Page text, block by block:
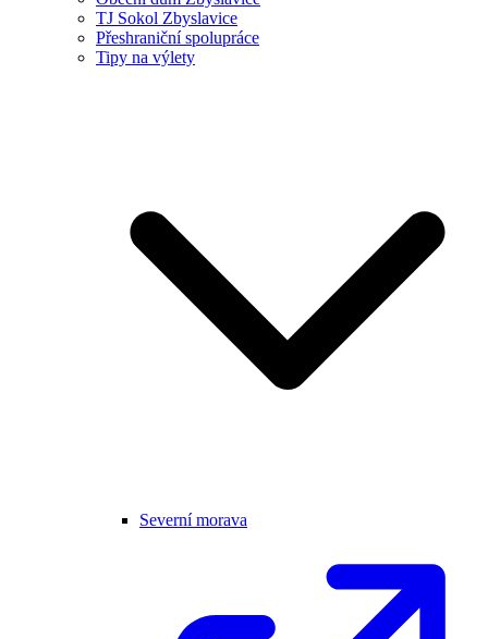
TJ Sokol Zbyslavice
Přeshraniční spolupráce
Tipy na výlety
Severní morava